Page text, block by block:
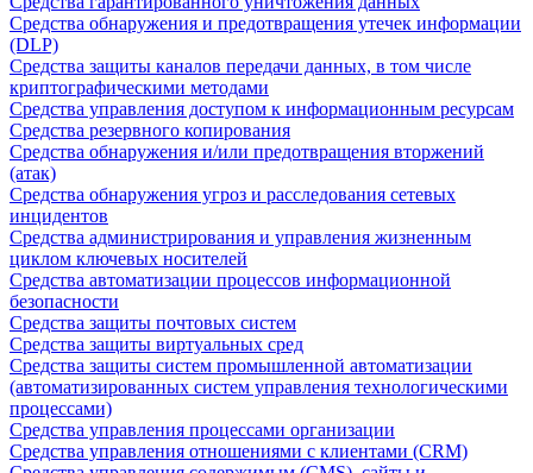
Средства обнаружения и предотвращения утечек информации
(DLP)
Средства защиты каналов передачи данных, в том числе
криптографическими методами
Средства управления доступом к информационным ресурсам
Средства резервного копирования
Средства обнаружения и/или предотвращения вторжений
(атак)
Средства обнаружения угроз и расследования сетевых
инцидентов
Средства администрирования и управления жизненным
циклом ключевых носителей
Средства автоматизации процессов информационной
безопасности
Средства защиты почтовых систем
Средства защиты виртуальных сред
Средства защиты систем промышленной автоматизации
(автоматизированных систем управления технологическими
процессами)
Средства управления процессами организации
Средства управления отношениями с клиентами (CRM)